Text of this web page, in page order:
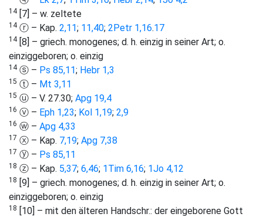
14[7] – w. zeltete
14ⓡ – Kap. 2,11; 11,40; 2Petr 1,16.17
14[8] – griech. monogenes; d. h. einzig in seiner Art; o.
einziggeboren; o. einzig
14ⓢ – Ps 85,11; Hebr 1,3
15 ⓣ – Mt 3,11
15 ⓤ – V. 27.30; Apg 19,4
16 ⓥ – Eph 1,23; Kol 1,19; 2,9
16 ⓦ – Apg 4,33
17 ⓧ – Kap. 7,19; Apg 7,38
17 ⓨ – Ps 85,11
18 ⓩ – Kap. 5,37; 6,46; 1Tim 6,16; 1Jo 4,12
18 [9] – griech. monogenes; d. h. einzig in seiner Art; o.
einziggeboren; o. einzig
18 [10] – mit den älteren Handschr.: der eingeborene Gott